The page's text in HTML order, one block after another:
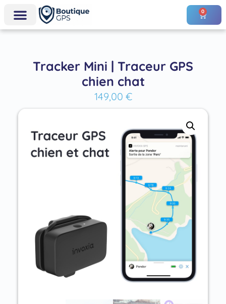
0
Tracker Mini | Traceur GPS
chien chat
149,00 €